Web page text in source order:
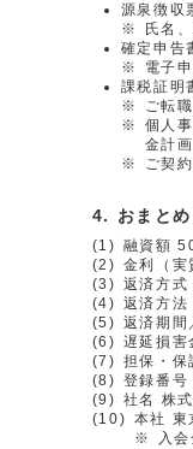
源泉徴収
※
氏名
確定申告
※
電子
課税証明
※
ご転
※
個人
金計
※
ご契
おまと
(1) 融資額
(2) 金利（
(3) 返済方式
(4) 返済方法
(5) 返済期
(6) 遅延損
(7) 担保・保
(8) 登録番
(9) 社名 株
(10) 本社
※
入